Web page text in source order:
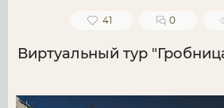
41 0
Виртуальный тур